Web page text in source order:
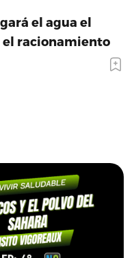
el agua el
el racionamiento